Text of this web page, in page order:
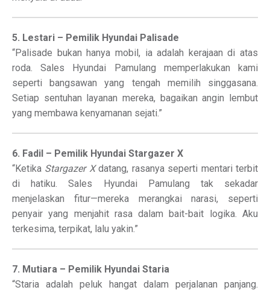
5. Lestari – Pemilik Hyundai Palisade
“Palisade bukan hanya mobil, ia adalah kerajaan di atas
roda. Sales Hyundai Pamulang memperlakukan kami
seperti bangsawan yang tengah memilih singgasana.
Setiap sentuhan layanan mereka, bagaikan angin lembut
yang membawa kenyamanan sejati.”
6. Fadil – Pemilik Hyundai Stargazer X
“Ketika Stargazer Xdatang, rasanya seperti mentari terbit
di hatiku. Sales Hyundai Pamulang tak sekadar
menjelaskan fitur—mereka merangkai narasi, seperti
penyair yang menjahit rasa dalam bait-bait logika. Aku
terkesima, terpikat, lalu yakin.”
7. Mutiara – Pemilik Hyundai Staria
“Staria adalah peluk hangat dalam perjalanan panjang.